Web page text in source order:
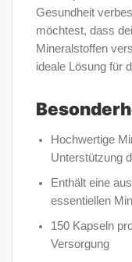
Gesundheit
möchtest, dass
Mineralstoffen
ideale Lösung für
Hochwertige
Unterstützung
Enthält eine
essentiellen
150 Kapseln
Versorgung